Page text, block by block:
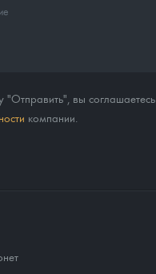
"Отправить", вы соглашаетесь
компании.